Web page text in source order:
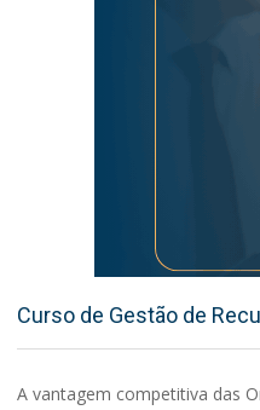
Curso de Gestão de
A vantagem competitiva das